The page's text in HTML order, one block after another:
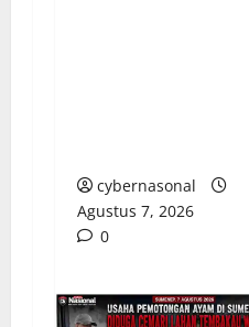
cybernasonal
Agustus 7, 2026
0